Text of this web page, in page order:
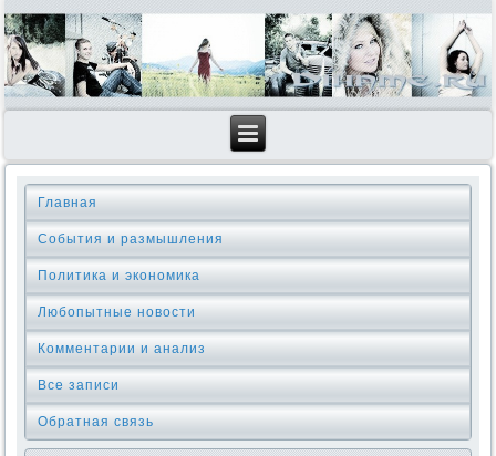
Главная
События и размышления
Политика и экономика
Любопытные новости
Комментарии и анализ
Все записи
Обратная связь